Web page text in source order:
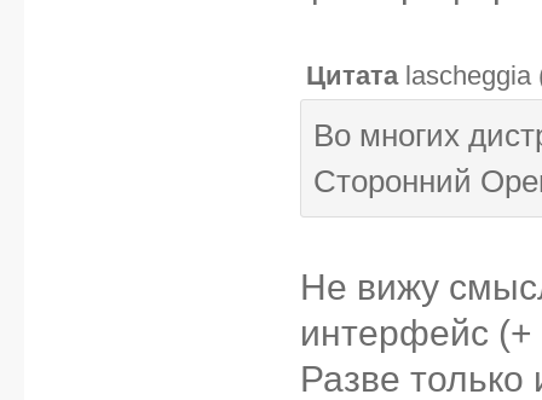
Цитата lascheggia
Во многих
Сторонний
Не вижу
интерфейс (+
Разве только